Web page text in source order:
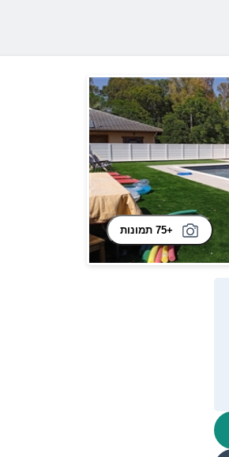
+75 תמונות